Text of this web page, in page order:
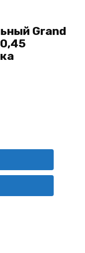
Grand